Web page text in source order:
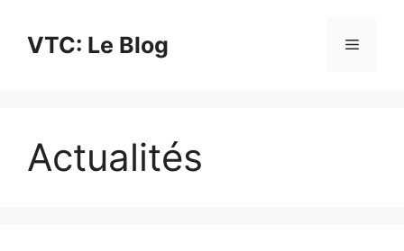
contenuVTC: Le Blog Menu
Actualités